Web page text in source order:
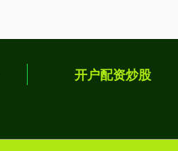
开户配资炒股